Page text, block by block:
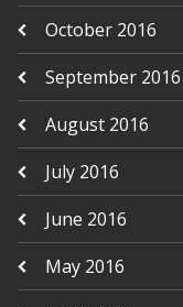
October 2016
September 2016
August 2016
July 2016
June 2016
May 2016